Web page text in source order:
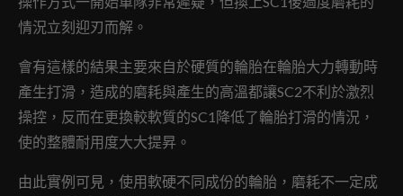
情況立刻迎刃而解。
會有這樣的結果主要來自於硬質的輪胎在輪胎大力轉動時
產生打滑，造成的磨耗與產生的高溫都讓SC2不利於激烈
操控，反而在更換較軟質的SC1降低了輪胎打滑的情況，
使的整體耐用度大大提昇。
由此實例可見，使用軟硬不同成份的輪胎，磨耗不一定成